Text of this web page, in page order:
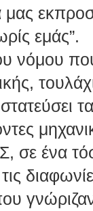
μας
εμάς”.
νόμου που
σε ένα